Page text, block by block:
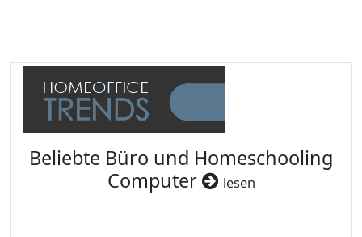
Beliebte Büro und Homeschooling
Computer
lesen